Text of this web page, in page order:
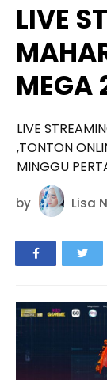
LIVE
MEGA
LIVE
,TONTON
MINGGU
by Lisa